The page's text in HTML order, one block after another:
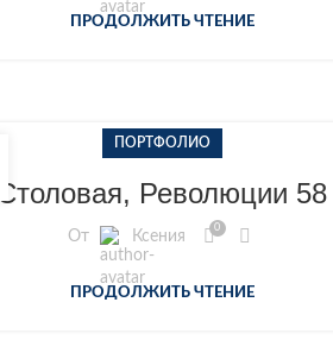
ПРОДОЛЖИТЬ ЧТЕНИЕ
ПОРТФОЛИО
Столовая, Революции 58
От Ксения 0
ПРОДОЛЖИТЬ ЧТЕНИЕ